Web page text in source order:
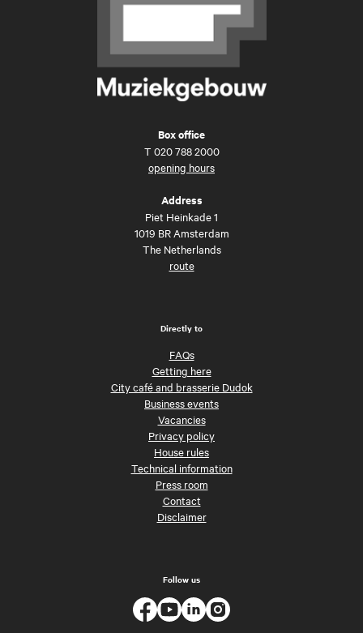
Box office
T 020 788 2000
opening hours
Address
Piet Heinkade 1
1019 BR Amsterdam
The Netherlands
route
Directly to
FAQs
Getting here
City café and brasserie Dudok
Business events
Vacancies
Privacy policy
House rules
Technical information
Press room
Contact
Disclaimer
Follow us